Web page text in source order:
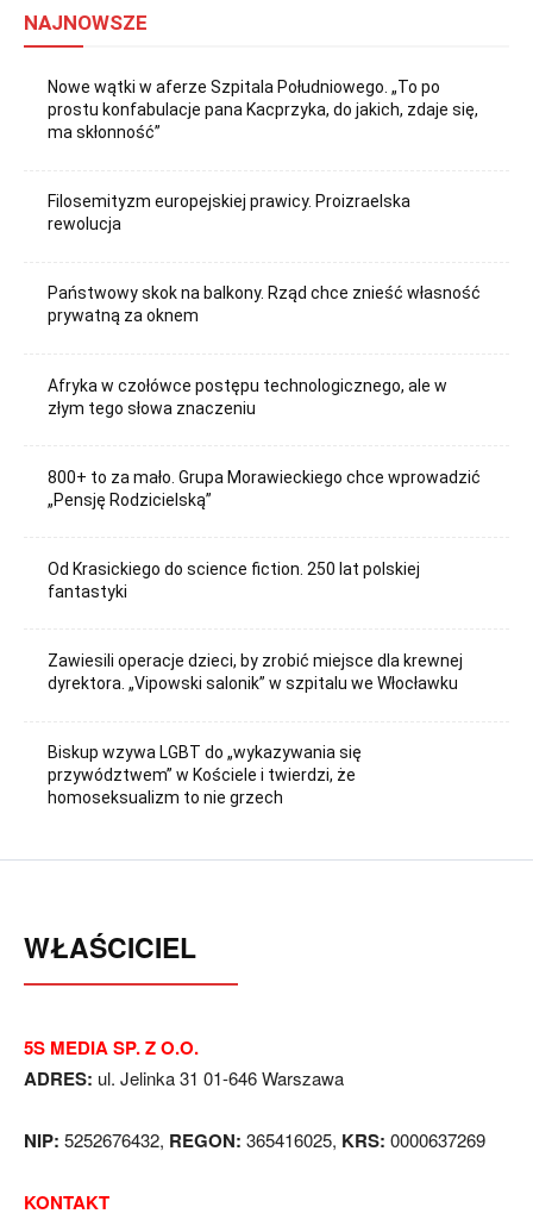
NAJNOWSZE
Nowe wątki w aferze Szpitala Południowego. „To po
prostu konfabulacje pana Kacprzyka, do jakich, zdaje się,
ma skłonność”
Filosemityzm europejskiej prawicy. Proizraelska
rewolucja
Państwowy skok na balkony. Rząd chce znieść własność
prywatną za oknem
Afryka w czołówce postępu technologicznego, ale w
złym tego słowa znaczeniu
800+ to za mało. Grupa Morawieckiego chce wprowadzić
„Pensję Rodzicielską”
Od Krasickiego do science fiction. 250 lat polskiej
fantastyki
Zawiesili operacje dzieci, by zrobić miejsce dla krewnej
dyrektora. „Vipowski salonik” w szpitalu we Włocławku
Biskup wzywa LGBT do „wykazywania się
przywództwem” w Kościele i twierdzi, że
homoseksualizm to nie grzech
WŁAŚCICIEL
5S MEDIA SP. Z O.O.
ADRES: ul. Jelinka 31 01-646 Warszawa
NIP: 5252676432, REGON: 365416025, KRS: 0000637269
KONTAKT